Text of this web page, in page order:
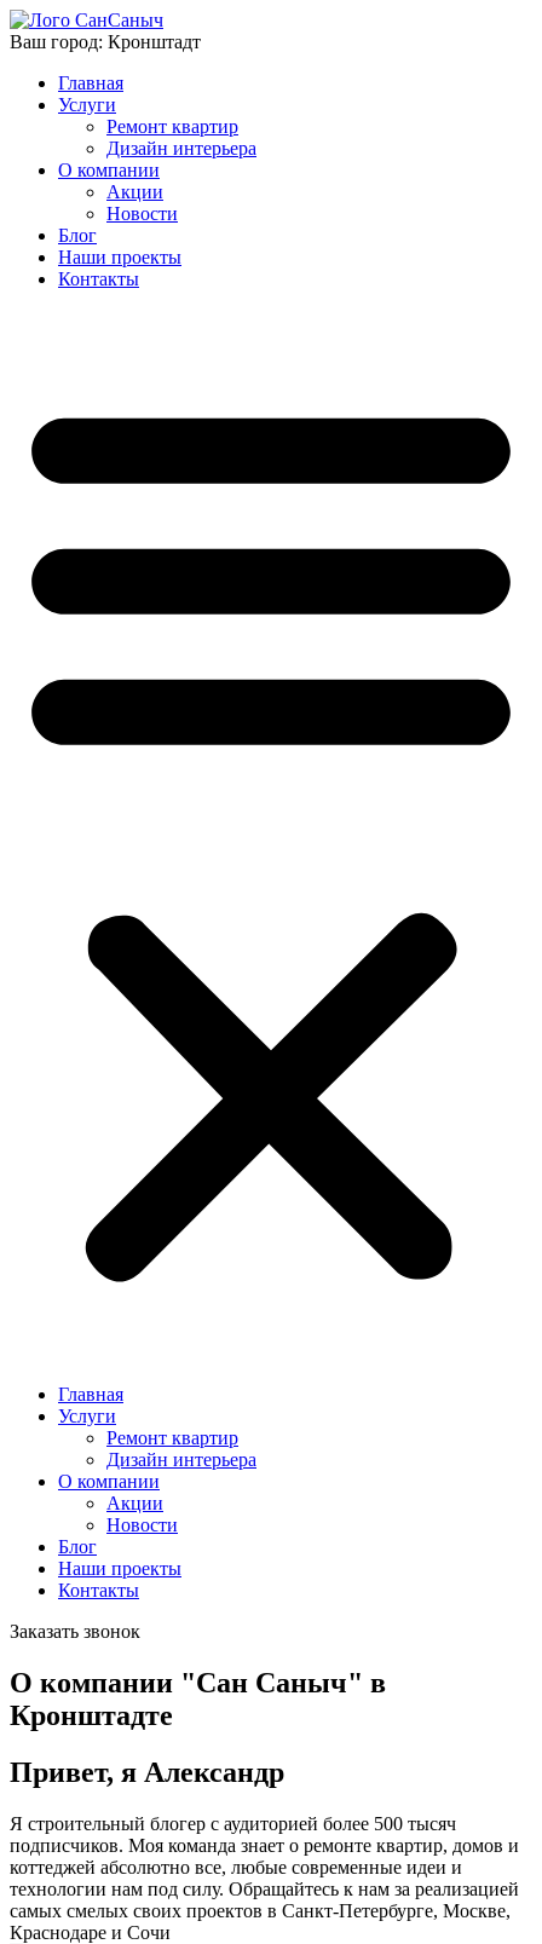
Ваш город: Кронштадт
Главная
Услуги
Ремонт квартир
Дизайн интерьера
О компании
Акции
Новости
Блог
Наши проекты
Контакты
Главная
Услуги
Ремонт квартир
Дизайн интерьера
О компании
Акции
Новости
Блог
Наши проекты
Контакты
Заказать звонок
О компании "Сан Саныч" в
Кронштадте
Привет, я Александр
Я строительный блогер с аудиторией более 500 тысяч
подписчиков. Моя команда знает о ремонте квартир, домов и
коттеджей абсолютно все, любые современные идеи и
технологии нам под силу. Обращайтесь к нам за реализацией
самых смелых своих проектов в Санкт-Петербурге, Москве,
Краснодаре и Сочи